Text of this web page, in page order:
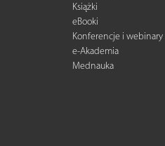
Książki
eBooki
Konferencje i webinary
e-Akademia
Mednauka